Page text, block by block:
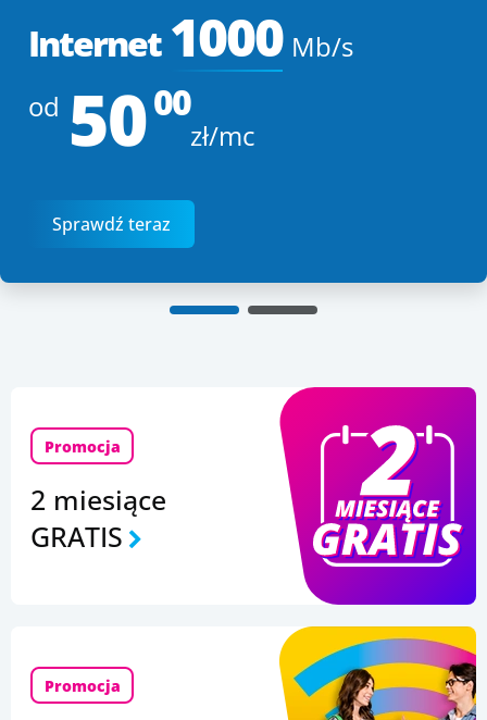
Internet 1000 Mb/s
od 5000
zł/mc
Sprawdź teraz
Promocja
2 miesiące
GRATIS
Promocja